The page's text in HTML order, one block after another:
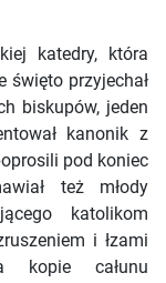
katedry, która
święto przyjechał
biskupów, jeden
kanonik z
pod koniec
też młody
katolikom
i łzami
kopie całunu